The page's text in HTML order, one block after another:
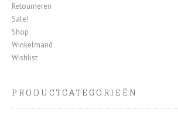
Retourneren
Sale!
Shop
Winkelmand
Wishlist
PRODUCTCATEGORIEËN